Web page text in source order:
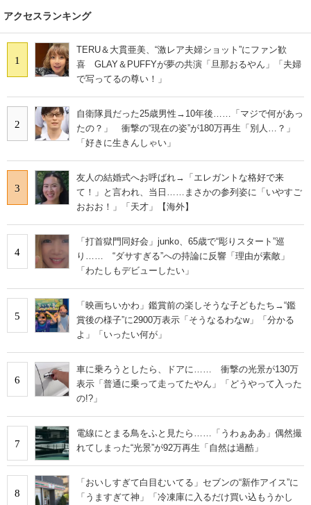
アクセスランキング
1
TERU＆大貫亜美、“激レア夫婦ショット”にファン歓
喜 GLAY＆PUFFYが夢の共演「旦那おるやん」「夫婦
で写ってるの尊い！」
2
自衛隊員だった25歳男性→10年後……「マジで何があっ
たの？」 衝撃の“現在の姿”が180万再生「別人…？」
「好きに生きんしゃい」
3
友人の結婚式へお呼ばれ→「エレガントな格好で来
て！」と言われ、当日……まさかの参列姿に「いやすご
おおお！」「天才」【海外】
4
「打首獄門同好会」junko、65歳で“彫りスタート”巡
り…… “ダサすぎる”への持論に反響「理由が素敵」
「わたしもデビューしたい」
5
「映画ちいかわ」鑑賞前の楽しそうな子どもたち→“鑑
賞後の様子”に2900万表示「そうなるわなw」「分かる
よ」「いったい何が」
6
車に乗ろうとしたら、ドアに…… 衝撃の光景が130万
表示「普通に乗って走ってたやん」「どうやって入った
の!?」
7
電線にとまる鳥をふと見たら……「うわぁああ」偶然撮
れてしまった“光景”が92万再生「自然は過酷」
8
「おいしすぎて白目むいてる」セブンの“新作アイス”に
「うますぎて神」「冷凍庫に入るだけ買い込もうかし